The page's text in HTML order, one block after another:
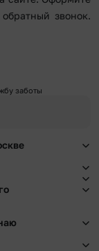
звонок.
заботы
на сайте flor2u.ru, по
подарок
линии или в чате,
линии или в чате.